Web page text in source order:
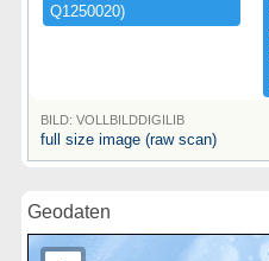
Q1250020)​
BILD: VOLLBILDDIGILIB
full size image (raw scan)
Geodaten